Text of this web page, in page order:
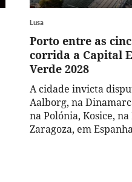
Lusa
Porto entre as
corrida a Capital
Verde 2028
A cidade invicta
Aalborg, na
na Polónia, Kosice,
Zaragoza, em